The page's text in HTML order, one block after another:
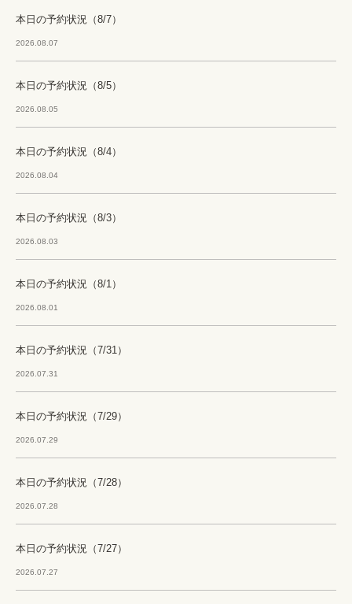
本日の予約状況（8/7）
2026.08.07
本日の予約状況（8/5）
2026.08.05
本日の予約状況（8/4）
2026.08.04
本日の予約状況（8/3）
2026.08.03
本日の予約状況（8/1）
2026.08.01
本日の予約状況（7/31）
2026.07.31
本日の予約状況（7/29）
2026.07.29
本日の予約状況（7/28）
2026.07.28
本日の予約状況（7/27）
2026.07.27